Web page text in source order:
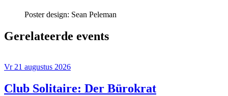
Poster design: Sean Peleman
Gerelateerde events
Vr 21 augustus 2026
Club Solitaire: Der Bürokrat